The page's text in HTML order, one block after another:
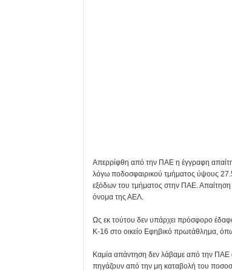
Απερρίφθη από την ΠΑΕ η έγγραφη
λόγω ποδοσφαιρικού τμήματος ύψους
εξόδων του τμήματος στην ΠΑΕ.
όνομα της ΑΕΛ.
Ως εκ τούτου δεν υπάρχει πρόσφορο
Κ-16 στο οικείο Εφηβικό πρωτάθλημα,
Καμία απάντηση δεν λάβαμε από την ΠΑΕ
πηγάζουν από την μη καταβολή του